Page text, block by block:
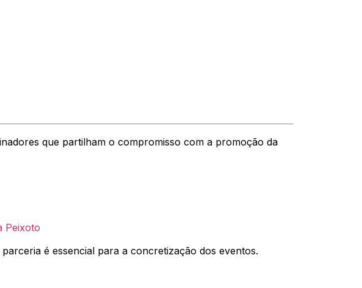
que partilham o compromisso com a promoção da
Peixoto
é essencial para a concretização dos eventos.